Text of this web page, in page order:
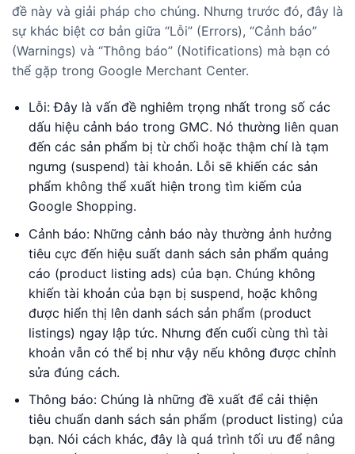
đề này và giải pháp cho chúng. Nhưng trước đó, đây là
sự khác biệt cơ bản giữa “Lỗi” (Errors), “Cảnh báo”
(Warnings) và “Thông báo” (Notifications) mà bạn có
thể gặp trong Google Merchant Center.
Lỗi: Đây là vấn đề nghiêm trọng nhất trong số các
dấu hiệu cảnh báo trong GMC. Nó thường liên quan
đến các sản phẩm bị từ chối hoặc thậm chí là tạm
ngưng (suspend) tài khoản. Lỗi sẽ khiến các sản
phẩm không thể xuất hiện trong tìm kiếm của
Google Shopping.
Cảnh báo: Những cảnh báo này thường ảnh hưởng
tiêu cực đến hiệu suất danh sách sản phẩm quảng
cáo (product listing ads) của bạn. Chúng không
khiến tài khoản của bạn bị suspend, hoặc không
được hiển thị lên danh sách sản phẩm (product
listings) ngay lập tức. Nhưng đến cuối cùng thì tài
khoản vẫn có thể bị như vậy nếu không được chỉnh
sửa đúng cách.
Thông báo: Chúng là những đề xuất để cải thiện
tiêu chuẩn danh sách sản phẩm (product listing) của
bạn. Nói cách khác, đây là quá trình tối ưu để nâng